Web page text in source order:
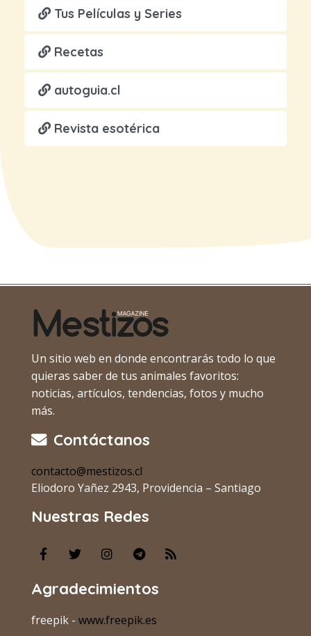
Tus Películas y Series
Recetas
autoguia.cl
Revista esotérica
Un sitio web en donde encontrarás todo lo que
quieras saber de tus animales favoritos:
noticias, artículos, tendencias, fotos y mucho
más.
Contáctanos
contacto@mestizos.cl
Eliodoro Yañez 2943, Providencia – Santiago
Nuestras Redes
Agradecimientos
freepik - www.freepik.es